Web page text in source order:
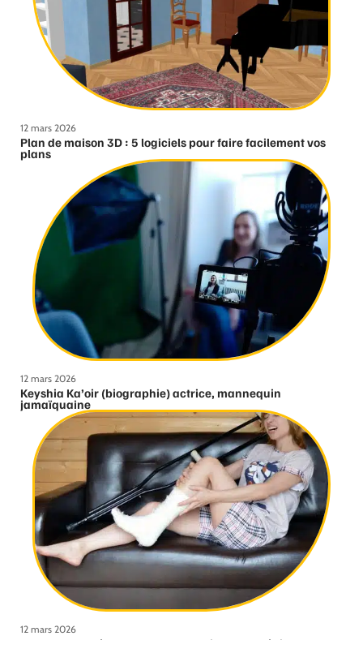
12 mars 2026
Plan de maison 3D : 5 logiciels pour faire facilement vos
plans
12 mars 2026
Keyshia Ka’oir (biographie) actrice, mannequin
jamaïquaine
12 mars 2026
Comment se déroule une consultation orthopédique ?